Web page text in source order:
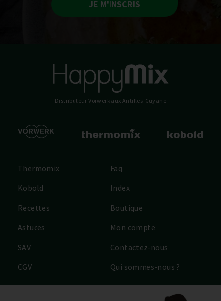
JE M'INSCRIS
Distributeur Vorwerk aux Antilles-Guyane
Thermomix
Kobold
Recettes
Astuces
SAV
CGV
Faq
Index
Boutique
Mon compte
Contactez-nous
Qui sommes-nous ?